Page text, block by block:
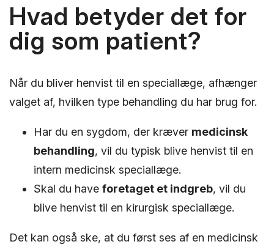
Hvad betyder det for
dig som patient?
Når du bliver henvist til en speciallæge, afhænger
valget af, hvilken type behandling du har brug for.
Har du en sygdom, der kræver medicinsk
behandling, vil du typisk blive henvist til en
intern medicinsk speciallæge.
Skal du have foretaget et indgreb, vil du
blive henvist til en kirurgisk speciallæge.
Det kan også ske, at du først ses af en medicinsk